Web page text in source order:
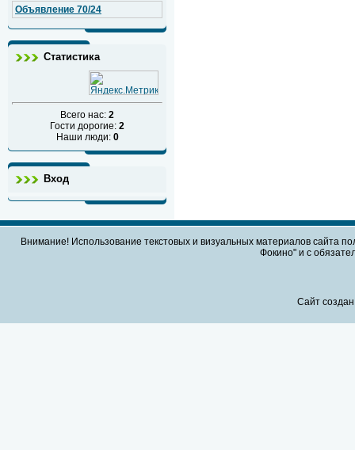
Объявление 70/24
Статистика
Всего нас: 2
Гости дорогие: 2
Наши люди: 0
Вход
Внимание! Использование текстовых и визуальных материалов сайта
Фокино" и с
Сайт